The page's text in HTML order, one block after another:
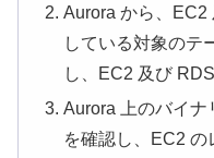
Aurora から、EC2
している対象のテ
し、EC2 及び
Aurora 上のバイナ
を確認し、EC2 の